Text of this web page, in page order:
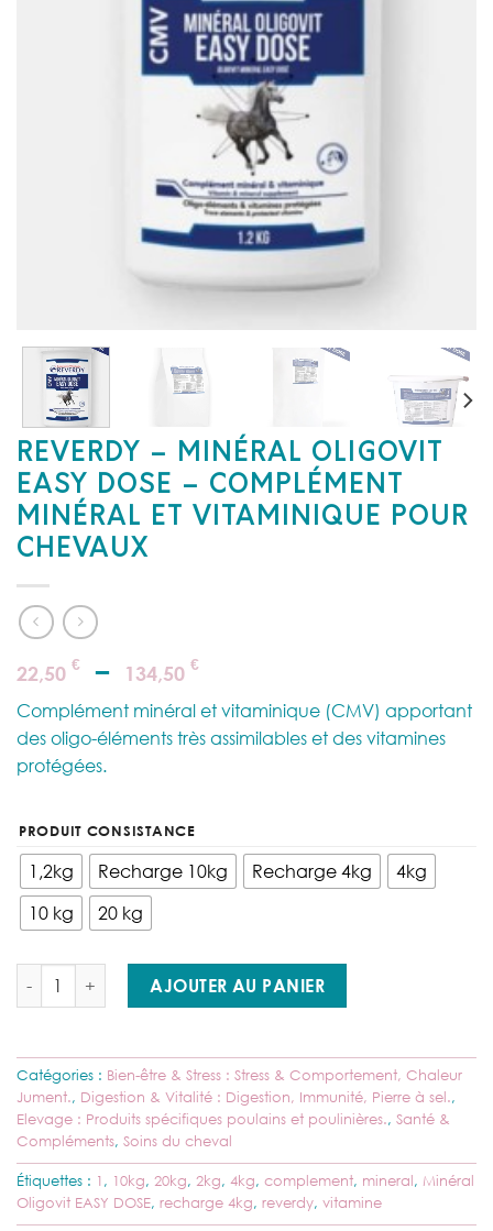
REVERDY – MINÉRAL OLIGOVIT
EASY DOSE – COMPLÉMENT
MINÉRAL ET VITAMINIQUE POUR
CHEVAUX
22,50 € – 134,50 €Plage
de
prix :
22,50 €
Complément minéral et vitaminique (CMV) apportant
des oligo-éléments très assimilables et des vitamines
protégées.
PRODUIT CONSISTANCE
1,2kg Recharge 10kg Recharge 4kg
4kg
10 kg
20 kg
quantité de Reverdy - Minéral Oligovit Easy Dose –
AJOUTER AU PANIER
Catégories : Bien-être & Stress : Stress & Comportement, Chaleur
Jument., Digestion & Vitalité : Digestion, Immunité, Pierre à sel.,
Elevage : Produits spécifiques poulains et poulinières., Santé &
Compléments, Soins du cheval
Étiquettes : 1, 10kg, 20kg, 2kg, 4kg, complement, mineral, Minéral
Oligovit EASY DOSE, recharge 4kg, reverdy, vitamine